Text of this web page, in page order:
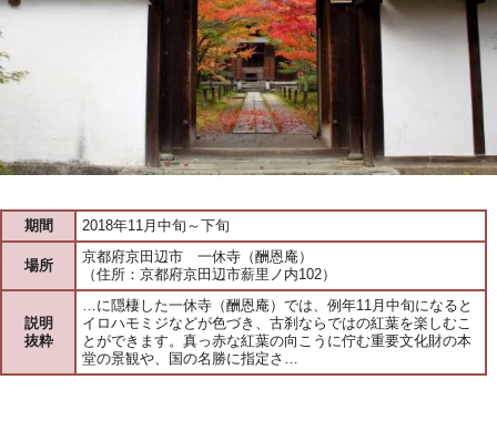
期間 2018年11月中旬～下旬
場所
京都府京田辺市 一休寺（酬恩庵）
（住所：京都府京田辺市薪里ノ内102）
説明
抜粋
…に隠棲した一休寺（酬恩庵）では、例年11月中旬になると
イロハモミジなどが色づき、古刹ならではの紅葉を楽しむこ
とができます。真っ赤な紅葉の向こうに佇む重要文化財の本
堂の景観や、国の名勝に指定さ…